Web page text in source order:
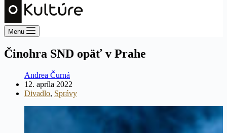
Menu
Činohra SND opäť v Prahe
Andrea Čurná
12. apríla 2022
Divadlo, Správy